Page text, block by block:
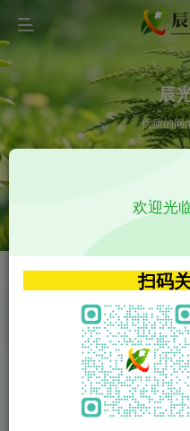
辰
优质的网
VIP特权介绍
VIP特权介绍
火
VIP特权介绍
欢迎光
扫码